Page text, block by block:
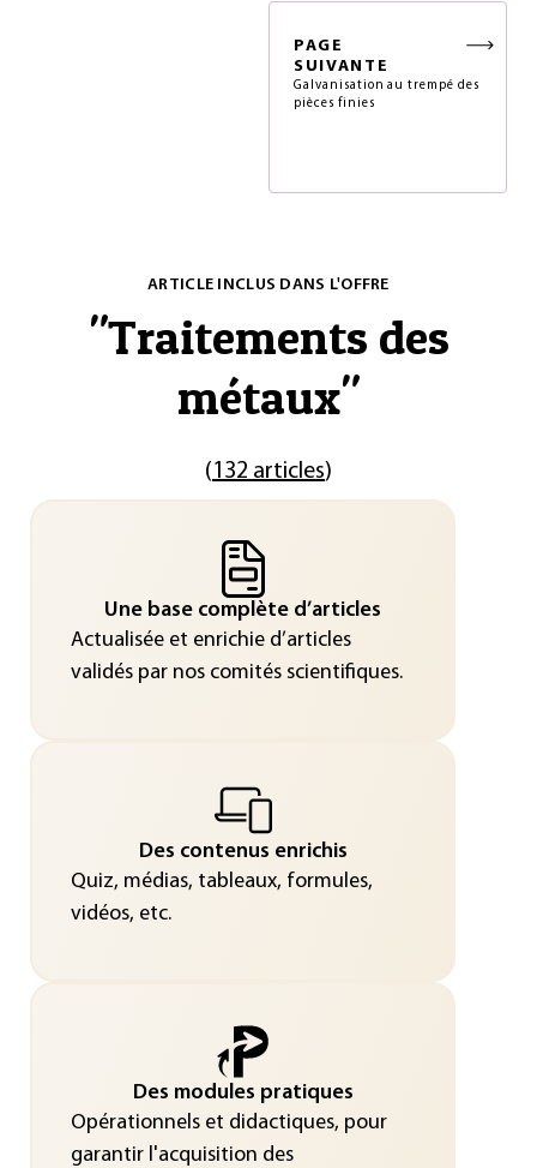
PAGE
SUIVANTE
Galvanisation au trempé des
pièces finies
ARTICLE INCLUS DANS L'OFFRE
"Traitements des
métaux"
(132 articles)
Une base complète d’articles
Actualisée et enrichie d’articles
validés par nos comités scientifiques.
Des contenus enrichis
Quiz, médias, tableaux, formules,
vidéos, etc.
Des modules pratiques
Opérationnels et didactiques, pour
garantir l'acquisition des